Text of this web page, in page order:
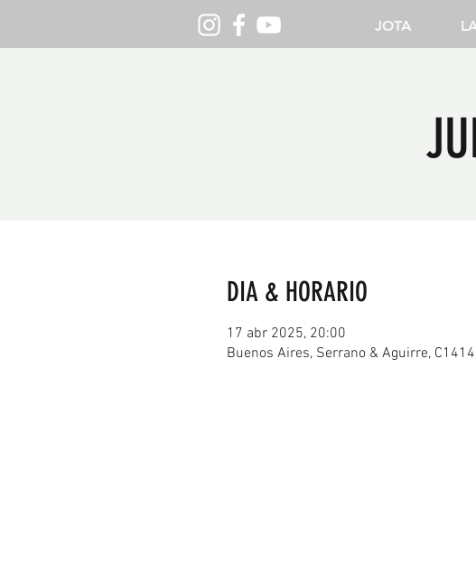
JOTA
DIA & HORARIO
17 abr 2025, 20:00
Buenos Aires, Serrano & Aguirre,